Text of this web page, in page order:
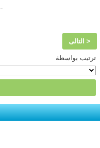
التالى >
ترتيب بواسطة